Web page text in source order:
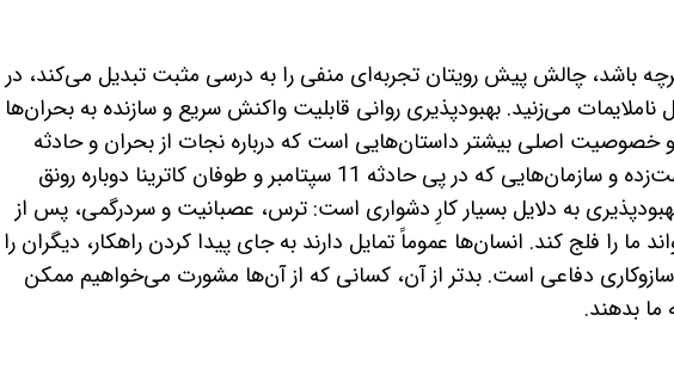
باشد، چالش پیش رویتان تجربه‌ای منفی را به درسی مثبت تبدیل می‌کند، در
می‌زنید. بهبودپذیری روانی قابلیت واکنش سریع و سازنده به بحران‌ها
خصوصیت اصلی بیشتر داستان‌هایی است که درباره نجات از بحران و حادثه
می‌شنویم، مانند داستان افراد بهت‌زده و سازمان‌هایی که در پی حادثه 11 سپتامبر و طوفان کاترینا دوباره رونق
به دلایل بسیار کارِ دشواری است: ترس، عصبانیت و سردرگمی، پس از
را فلج کند. انسان‌ها عموماً تمایل دارند به جای پیدا کردن راهکار، دیگران را
سازوکاری دفاعی است. بدتر از آن، کسانی که از آن‌ها مشورت می‌خواهیم ممکن
ما بدهند.